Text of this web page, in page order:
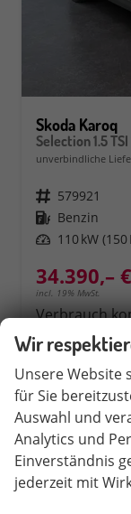
Skoda Karoq
Selection 1.5
unverbindliche
Fahrzeugnr. 579921
Kraftstoff Benzin
Leistung 110 kW (150
34.390,– €
incl. 19% MwSt.
Verbrauch
-Klasse:
CO2-
Wir
Unsere Website
für Sie
Auswahl und
Analytics und
Einverständnis
jederzeit mit